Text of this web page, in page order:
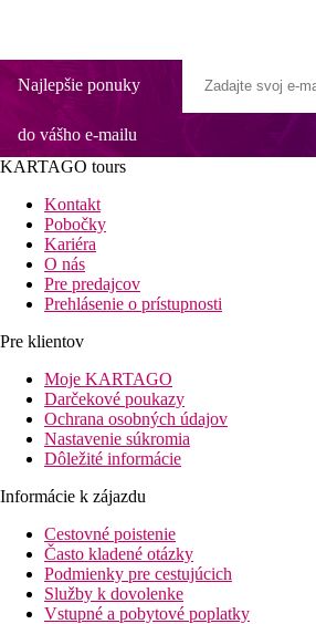
Najlepšie ponuky
do vášho e-mailu
KARTAGO tours
Kontakt
Pobočky
Kariéra
O nás
Pre predajcov
Prehlásenie o prístupnosti
Pre klientov
Moje KARTAGO
Darčekové poukazy
Ochrana osobných údajov
Nastavenie súkromia
Dôležité informácie
Informácie k zájazdu
Cestovné poistenie
Často kladené otázky
Podmienky pre cestujúcich
Služby k dovolenke
Vstupné a pobytové poplatky